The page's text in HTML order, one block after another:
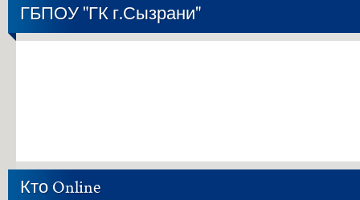
ГБПОУ "ГК г.Сызрани"
Кто Online